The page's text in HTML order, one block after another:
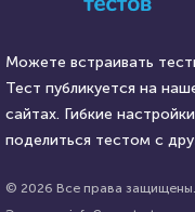
Прочие тесты
утверждение
красоты"
Алекса Князева
Попробуйте
этих фильмов
Можете встраивать
Тест публикуется на
сайтах. Гибкие
поделиться тестом с
© 2026 Все права защищены.